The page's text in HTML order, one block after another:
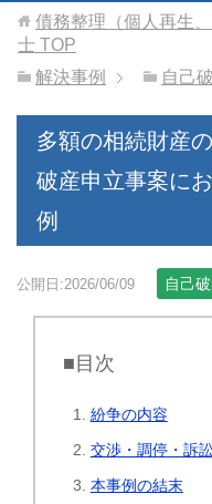
債務整理（個人再生
士 TOP
解決事例
自己
多額の相続財産
破産申立事案に
例
公開日:2026/06/09 自己
■目次
紛争の内容
交渉・調停・訴
本事例の結末